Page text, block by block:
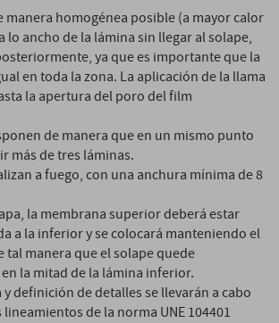
manera homogénea posible (a mayor calor
lo ancho de la lámina sin llegar al solape,
ya que es importante que la
en toda la zona. La aplicación de la llama
la apertura del poro del film
de manera que en un mismo punto
más de tres láminas.
a fuego, con una anchura mínima de 8
la membrana superior deberá estar
a la inferior y se colocará manteniendo el
tal manera que el solape quede
la mitad de la lámina inferior.
y definición de detalles se llevarán a cabo
de la norma UNE 104401